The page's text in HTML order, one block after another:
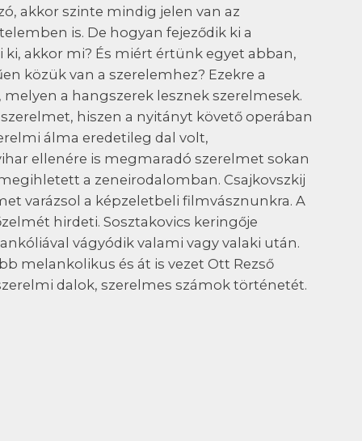
akkor szinte mindig jelen van az
is. De hogyan fejeződik ki a
ki, akkor mi? És miért értünk egyet abban,
közük van a szerelemhez? Ezekre a
a hangszerek lesznek szerelmesek.
hiszen a nyitányt követő operában
álma eredetileg dal volt,
ellenére is megmaradó szerelmet sokan
a zeneirodalomban. Csajkovszkij
varázsol a képzeletbeli filmvásznunkra. A
hirdeti. Sosztakovics keringője
vágyódik valami vagy valaki után.
melankolikus és át is vezet Ott Rezső
dalok, szerelmes számok történetét.